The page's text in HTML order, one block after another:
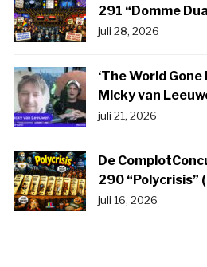
291 “Domme
juli 28, 2026
‘The World
Micky van
juli 21, 2026
De
290 “Polycrisis”
juli 16, 2026